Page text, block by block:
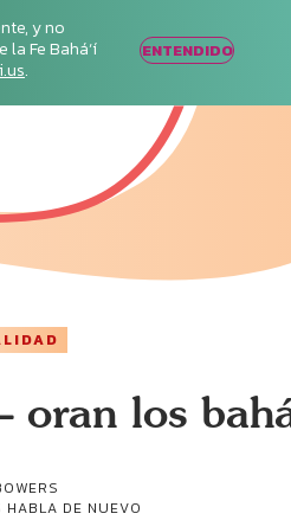
y no
Fe Bahá‘í
.
ENTENDIDO
oran los
HABLA DE NUEVO